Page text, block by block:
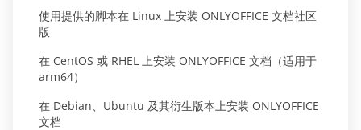
使用提供的脚本在 Linux 上安装 ONLYOFFICE 文档社区
版
在 CentOS 或 RHEL 上安装 ONLYOFFICE 文档（适用于
arm64）
在 Debian、Ubuntu 及其衍生版本上安装 ONLYOFFICE
文档